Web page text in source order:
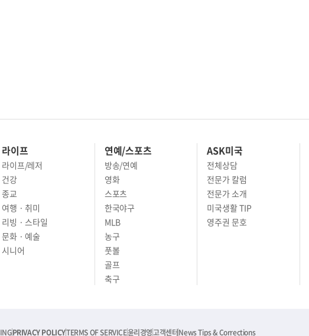
라이프
라이프/레저
건강
종교
여행 · 취미
리빙 · 스타일
문화 · 예술
시니어
연예/스포츠
방송/연예
영화
스포츠
한국야구
MLB
농구
풋볼
골프
축구
ASK미국
전체상담
전문가 칼럼
전문가 소개
미국생활 TIP
영주권 문호
PRIVACY POLICYTERMS OF SERVICE윤리경영고객센터News Tips & Corrections